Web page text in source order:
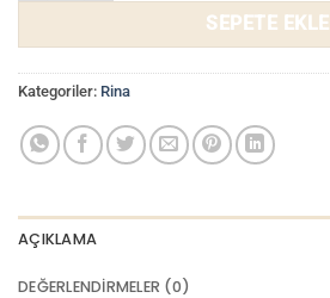
SEPETE EKLE
Kategoriler: Rina
AÇIKLAMA
DEĞERLENDIRMELER (0)